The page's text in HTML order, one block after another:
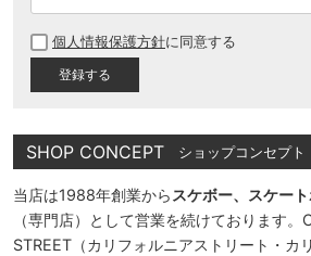
須
個人情報保護方針に同意する
SHOP CONCEPT ショップコンセプト
当店は1988年創業から スケボー、スケー
（専門店）として営業を続けております。
STREET（カリフォルニアストリート・カ